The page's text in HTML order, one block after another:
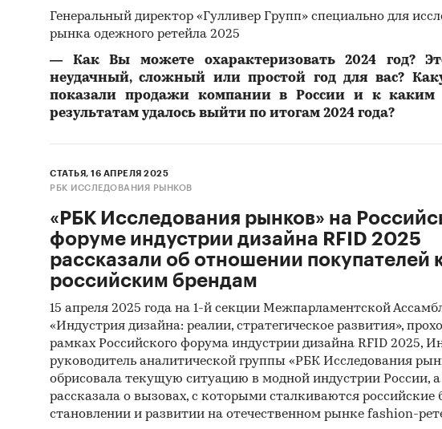
специфики
Выпущено более 300
отрасли
Клиентами «Экспресс-
Генеральный директор «Гулливер Групп» специально для
рынка одежного ретейла 2025
―
Как Вы можете охарактеризовать 2024 год?
неудачный, сложный или простой год для вас?
показали продажи компании в России и к каким
результатам удалось выйти по итогам 2024 года?
СТАТЬЯ, 16 АПРЕЛЯ 2025
РБК ИССЛЕДОВАНИЯ РЫНКОВ
«РБК Исследования рынков» на
форуме индустрии дизайна RFID 2025
рассказали об отношении покупателей
российским брендам
15 апреля 2025 года на 1-й секции Межпарламентской
«Индустрия дизайна: реалии, стратегическое развития»,
рамках Российского форума индустрии дизайна RFID 2025,
руководитель аналитической группы «РБК Исследования
обрисовала текущую ситуацию в модной индустрии России,
рассказала о вызовах, с которыми сталкиваются российские
становлении и развитии на отечественном рынке fashion-